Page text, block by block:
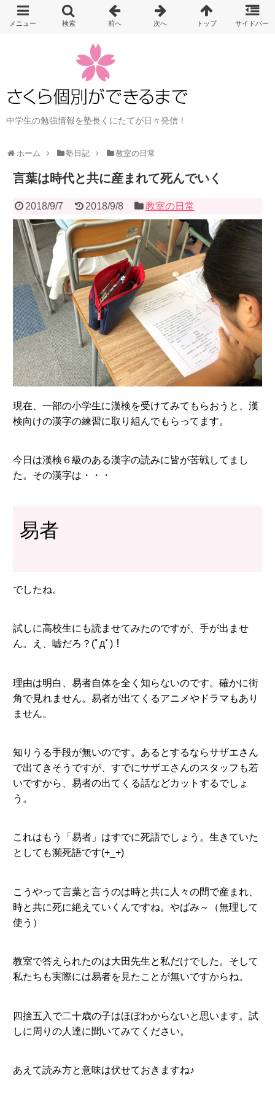
中学生の勉強情報を塾長くにたてが日々発信！
ホーム 塾日記 教室の日常
言葉は時代と共に産まれて死んでいく
2018/9/7 2018/9/8 教室の日常
現在、一部の小学生に漢検を受けてみてもらおうと、漢
検向けの漢字の練習に取り組んでもらってます。
今日は漢検６級のある漢字の読みに皆が苦戦してまし
た。その漢字は・・・
易者
でしたね。
試しに高校生にも読ませてみたのですが、手が出ませ
ん。え、嘘だろ？(ﾟдﾟ)！
理由は明白、易者自体を全く知らないのです。確かに街
角で見れません。易者が出てくるアニメやドラマもあり
ません。
知りうる手段が無いのです。あるとするならサザエさん
で出てきそうですが、すでにサザエさんのスタッフも若
いですから、易者の出てくる話などカットするでしょ
う。
これはもう「易者」はすでに死語でしょう。生きていた
としても瀕死語です(+_+)
こうやって言葉と言うのは時と共に人々の間で産まれ、
時と共に死に絶えていくんですね。やばみ～（無理して
使う）
教室で答えられたのは大田先生と私だけでした。そして
私たちも実際には易者を見たことが無いですからね。
四捨五入で二十歳の子はほぼわからないと思います。試
しに周りの人達に聞いてみてください。
あえて読み方と意味は伏せておきますね♪